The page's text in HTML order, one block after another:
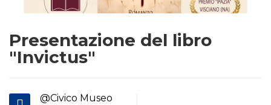
Presentazione del libro
"Invictus"
@Civico Museo